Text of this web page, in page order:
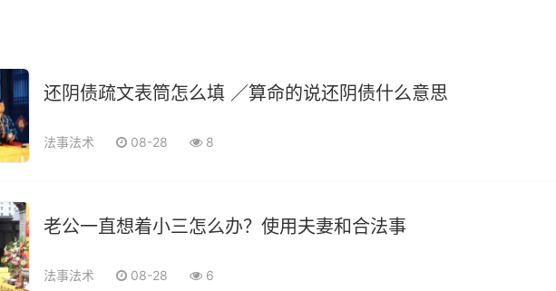
还阴债疏文表筒怎么填 ／算命的说还阴债什么意思
法事法术 08-28 8
老公一直想着小三怎么办？使用夫妻和合法事
法事法术 08-28 6